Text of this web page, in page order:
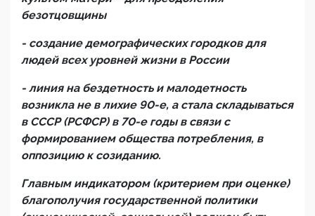
безотцовщины
- создание демографических городков для
людей всех уровней жизни в России
- линия на бездетность и малодетность
возникла не в лихие 90-е, а стала складываться
в СССР (РСФСР) в 70-е годы в связи с
формированием общества потребления, в
оппозицию к созиданию.
Главным индикатором (критерием при оценке)
благополучия государственной политики